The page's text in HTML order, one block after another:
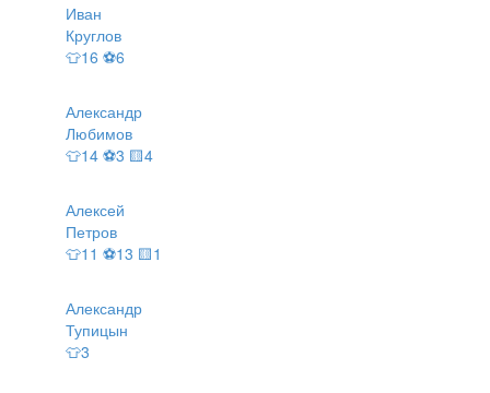
Иван
Круглов
👕16 ⚽6
Александр
Любимов
👕14 ⚽3 🟨4
Алексей
Петров
👕11 ⚽13 🟨1
Александр
Тупицын
👕3